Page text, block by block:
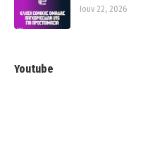
Ιουν 22, 2026
Youtube